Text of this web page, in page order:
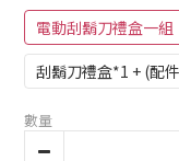
電動刮鬍刀禮盒一組
刮鬍刀禮盒*1 + (配
數量